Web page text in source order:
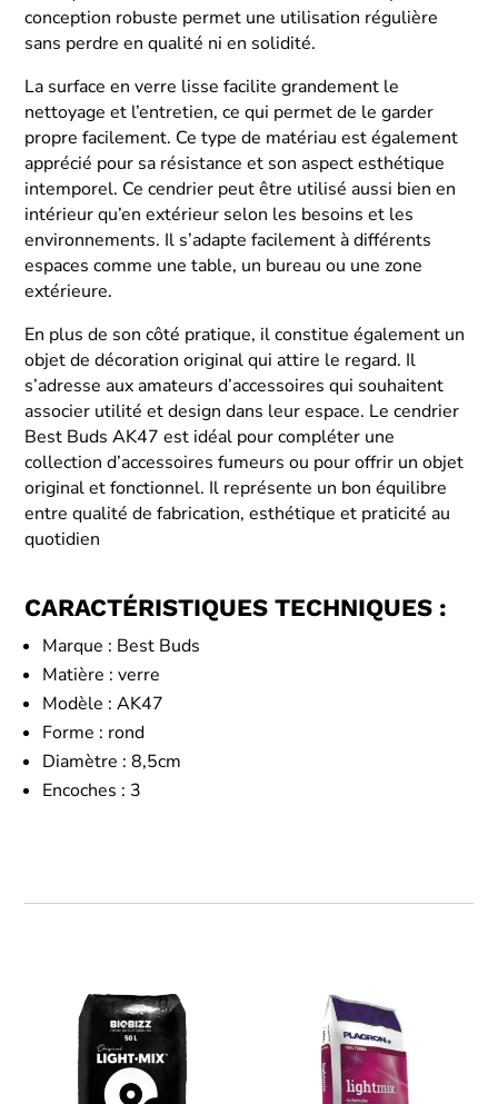
conception robuste permet une utilisation régulière
sans perdre en qualité ni en solidité.
La surface en verre lisse facilite grandement le
nettoyage et l’entretien, ce qui permet de le garder
propre facilement. Ce type de matériau est également
apprécié pour sa résistance et son aspect esthétique
intemporel. Ce cendrier peut être utilisé aussi bien en
intérieur qu’en extérieur selon les besoins et les
environnements. Il s’adapte facilement à différents
espaces comme une table, un bureau ou une zone
extérieure.
En plus de son côté pratique, il constitue également un
objet de décoration original qui attire le regard. Il
s’adresse aux amateurs d’accessoires qui souhaitent
associer utilité et design dans leur espace. Le cendrier
Best Buds AK47 est idéal pour compléter une
collection d’accessoires fumeurs ou pour offrir un objet
original et fonctionnel. Il représente un bon équilibre
entre qualité de fabrication, esthétique et praticité au
quotidien
CARACTÉRISTIQUES TECHNIQUES :
Marque : Best Buds
Matière : verre
Modèle : AK47
Forme : rond
Diamètre : 8,5cm
Encoches : 3